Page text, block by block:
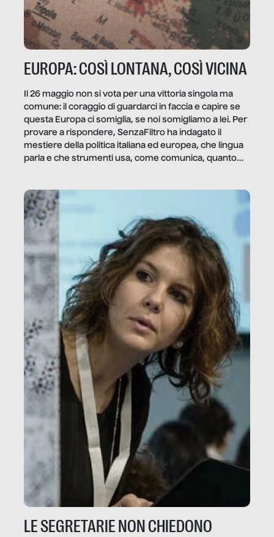
EUROPA: COSÌ LONTANA, COSÌ VICINA
Il 26 maggio non si vota per una vittoria singola ma
comune: il coraggio di guardarci in faccia e capire se
questa Europa ci somiglia, se noi somigliamo a lei. Per
provare a rispondere, SenzaFiltro ha indagato il
mestiere della politica italiana ed europea, che lingua
parla e che strumenti usa, come comunica, quanto
LE SEGRETARIE NON CHIEDONO